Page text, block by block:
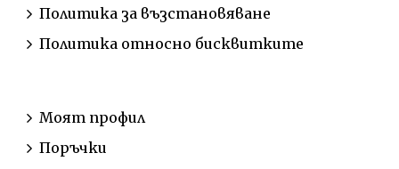
Политика за възстановяване
Политика относно бисквитките
Моят профил
Поръчки